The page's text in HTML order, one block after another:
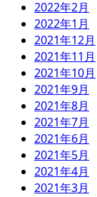
2022年2月
2022年1月
2021年12月
2021年11月
2021年10月
2021年9月
2021年8月
2021年7月
2021年6月
2021年5月
2021年4月
2021年3月